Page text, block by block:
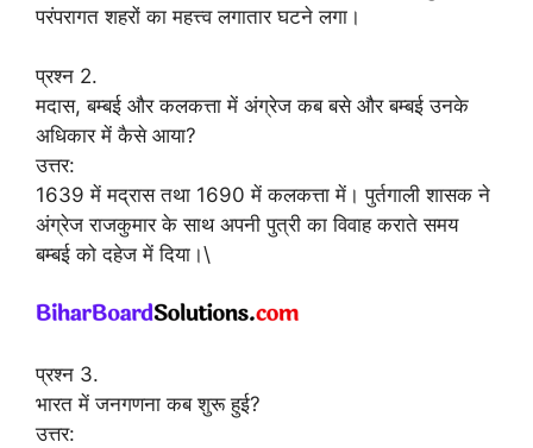
परंपरागत शहरों का महत्त्व लगातार घटने लगा।
प्रश्न 2.
मदास, बम्बई और कलकत्ता में अंग्रेज कब बसे और बम्बई उनके
अधिकार में कैसे आया?
उत्तर:
1639 में मद्रास तथा 1690 में कलकत्ता में। पुर्तगाली शासक ने
अंग्रेज राजकुमार के साथ अपनी पुत्री का विवाह कराते समय
बम्बई को दहेज में दिया।\
प्रश्न 3.
भारत में जनगणना कब शुरू हुई?
उत्तर: